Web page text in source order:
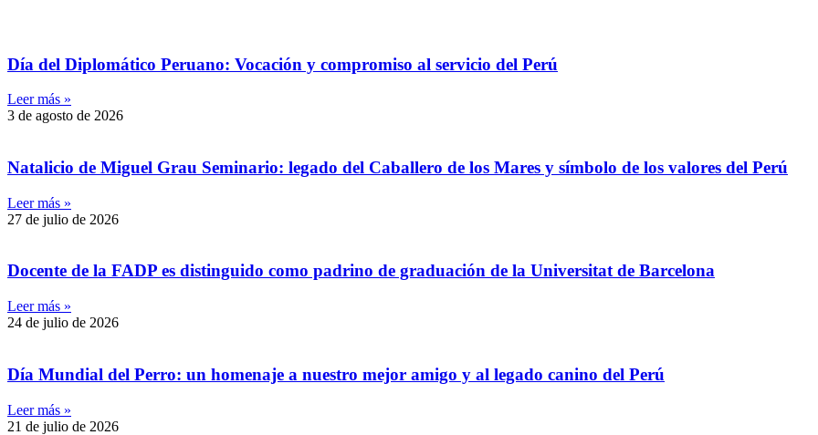
Día del Diplomático Peruano: Vocación y compromiso al servicio del Perú
Leer más »
3 de agosto de 2026
Natalicio de Miguel Grau Seminario: legado del Caballero de los Mares y símbolo de los valores del Perú
Leer más »
27 de julio de 2026
Docente de la FADP es distinguido como padrino de graduación de la Universitat de Barcelona
Leer más »
24 de julio de 2026
Día Mundial del Perro: un homenaje a nuestro mejor amigo y al legado canino del Perú
Leer más »
21 de julio de 2026